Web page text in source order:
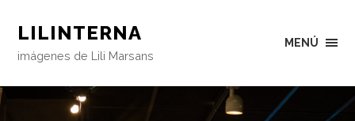
LILINTERNA
imágenes de Lili Marsans
MENÚ